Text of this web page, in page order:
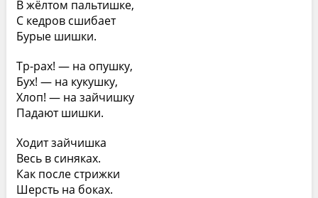
В жёлтом пальтишке,
С кедров сшибает
Бурые шишки.
Тр-рах! — на опушку,
Бух! — на кукушку,
Хлоп! — на зайчишку
Падают шишки.
Ходит зайчишка
Весь в синяках.
Как после стрижки
Шерсть на боках.